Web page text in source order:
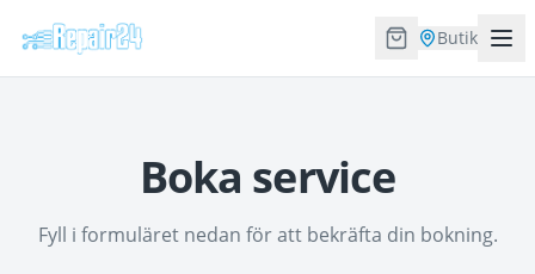
Butik
Boka service
Fyll i formuläret nedan för att bekräfta din bokning.